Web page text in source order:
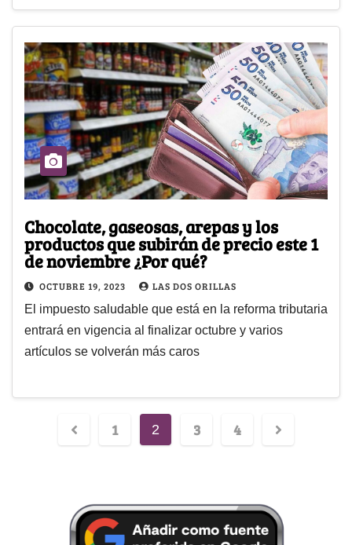
Chocolate, gaseosas, arepas y los
productos que subirán de precio este 1
de noviembre ¿Por qué?
OCTUBRE 19, 2023 LAS DOS ORILLAS
El impuesto saludable que está en la reforma tributaria
entrará en vigencia al finalizar octubre y varios
artículos se volverán más caros
1 2 3 4